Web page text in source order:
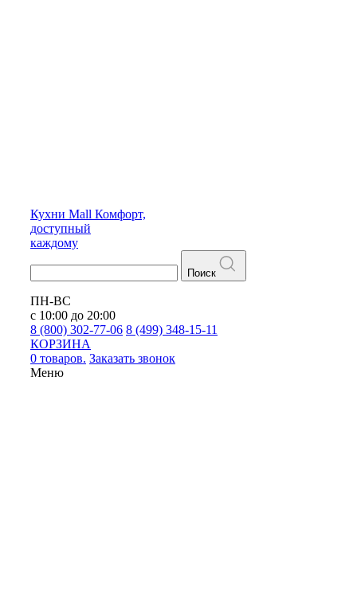
Кухни Mall Комфорт,
доступный
каждому
Поиск
ПН-ВС
с 10:00 до 20:00
8 (800) 302-77-06 8 (499) 348-15-11
КОРЗИНА
0 товаров. Заказать звонок
Меню